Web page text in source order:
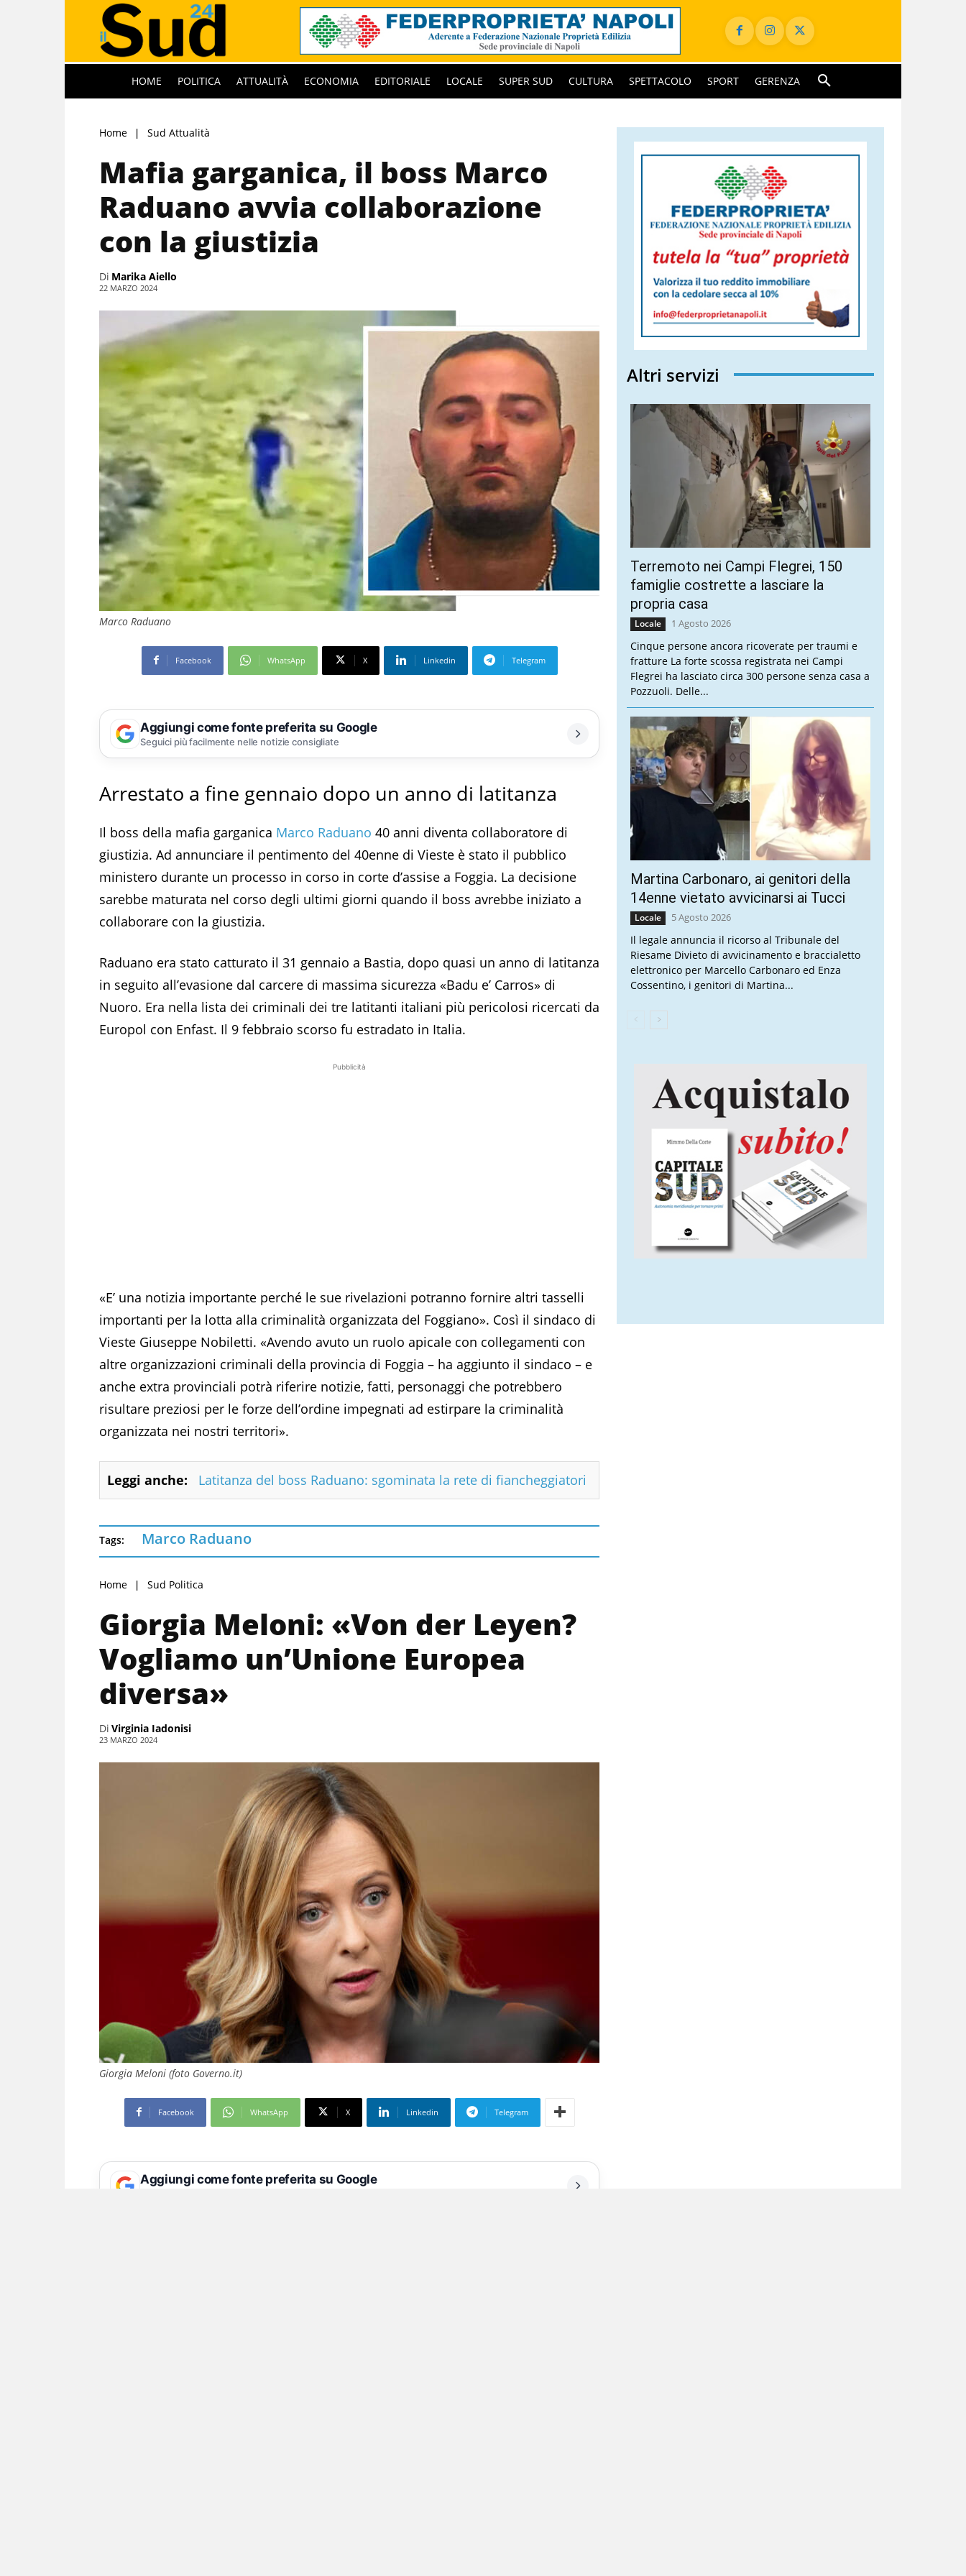
HOME POLITICA ATTUALITÀ ECONOMIA EDITORIALE LOCALE SUPER SUD CULTURA SPETTACOLO SPORT GERENZA
Home Sud Attualità
Mafia garganica, il boss Marco
Raduano avvia collaborazione
con la giustizia
Di Marika Aiello
22 MARZO 2024
Marco Raduano
Facebook WhatsApp X Linkedin Telegram
Aggiungi come fonte preferita su Google
Seguici più facilmente nelle notizie consigliate
Arrestato a fine gennaio dopo un anno di latitanza
Il boss della mafia garganica Marco Raduano 40 anni diventa collaboratore di
giustizia. Ad annunciare il pentimento del 40enne di Vieste è stato il pubblico
ministero durante un processo in corso in corte d’assise a Foggia. La decisione
sarebbe maturata nel corso degli ultimi giorni quando il boss avrebbe iniziato a
collaborare con la giustizia.
Raduano era stato catturato il 31 gennaio a Bastia, dopo quasi un anno di latitanza
in seguito all’evasione dal carcere di massima sicurezza «Badu e’ Carros» di
Nuoro. Era nella lista dei criminali dei tre latitanti italiani più pericolosi ricercati da
Europol con Enfast. Il 9 febbraio scorso fu estradato in Italia.
Pubblicità
«E’ una notizia importante perché le sue rivelazioni potranno fornire altri tasselli
importanti per la lotta alla criminalità organizzata del Foggiano». Così il sindaco di
Vieste Giuseppe Nobiletti. «Avendo avuto un ruolo apicale con collegamenti con
altre organizzazioni criminali della provincia di Foggia – ha aggiunto il sindaco – e
anche extra provinciali potrà riferire notizie, fatti, personaggi che potrebbero
risultare preziosi per le forze dell’ordine impegnati ad estirpare la criminalità
organizzata nei nostri territori».
Leggi anche: Latitanza del boss Raduano: sgominata la rete di fiancheggiatori
Tags: Marco Raduano
Home Sud Politica
Giorgia Meloni: «Von der Leyen?
Vogliamo un’Unione Europea
diversa»
Di Virginia Iadonisi
23 MARZO 2024
Giorgia Meloni (foto Governo.it)
Facebook WhatsApp X Linkedin Telegram
Aggiungi come fonte preferita su Google
Altri servizi
Terremoto nei Campi Flegrei, 150
famiglie costrette a lasciare la
propria casa
Locale 1 Agosto 2026
Cinque persone ancora ricoverate per traumi e
fratture La forte scossa registrata nei Campi
Flegrei ha lasciato circa 300 persone senza casa a
Pozzuoli. Delle...
Martina Carbonaro, ai genitori della
14enne vietato avvicinarsi ai Tucci
Locale 5 Agosto 2026
Il legale annuncia il ricorso al Tribunale del
Riesame Divieto di avvicinamento e braccialetto
elettronico per Marcello Carbonaro ed Enza
Cossentino, i genitori di Martina...